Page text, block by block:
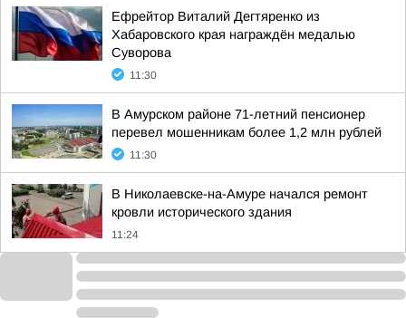
Ефрейтор Виталий Дегтяренко из
Хабаровского края награждён медалью
Суворова
11:30
В Амурском районе 71-летний пенсионер
перевел мошенникам более 1,2 млн рублей
11:30
В Николаевске-на-Амуре начался ремонт
кровли исторического здания
11:24